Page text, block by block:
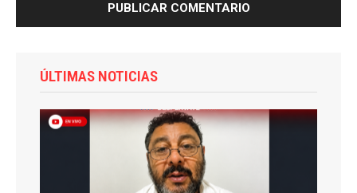
ÚLTIMAS NOTICIAS